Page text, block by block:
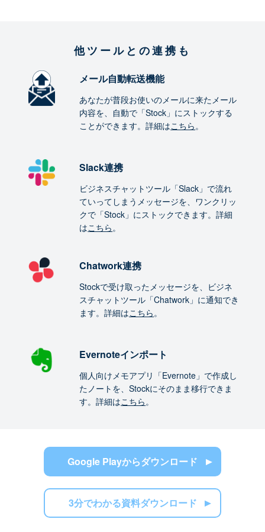
他ツールとの連携も
メール自動転送機能
あなたが普段お使いのメールに来たメール
内容を、自動で「Stock」にストックする
ことができます。詳細はこちら。
Slack連携
ビジネスチャットツール「Slack」で流れ
ていってしまうメッセージを、ワンクリッ
クで「Stock」にストックできます。詳細
はこちら。
Chatwork連携
Stockで受け取ったメッセージを、ビジネ
スチャットツール「Chatwork」に通知でき
ます。詳細はこちら。
Evernoteインポート
個人向けメモアプリ「Evernote」で作成し
たノートを、Stockにそのまま移行できま
す。詳細はこちら。
Google Playからダウンロード
3分でわかる資料ダウンロード